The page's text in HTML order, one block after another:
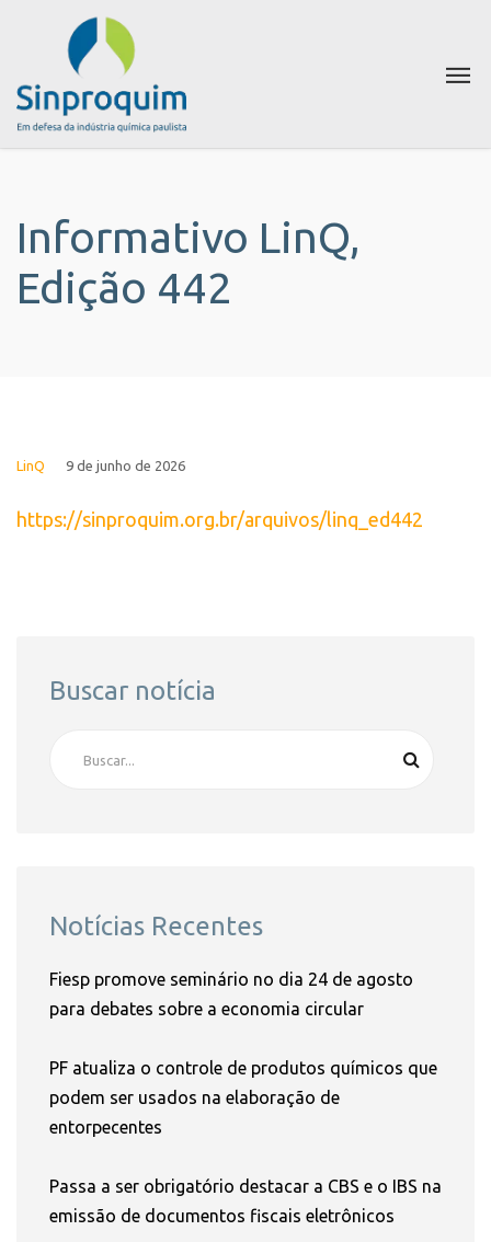
Informativo LinQ,
Edição 442
LinQ 9 de junho de 2026
https://sinproquim.org.br/arquivos/linq_ed442
Buscar notícia
Notícias Recentes
Fiesp promove seminário no dia 24 de agosto
para debates sobre a economia circular
PF atualiza o controle de produtos químicos que
podem ser usados na elaboração de
entorpecentes
Passa a ser obrigatório destacar a CBS e o IBS na
emissão de documentos fiscais eletrônicos